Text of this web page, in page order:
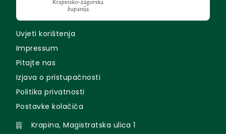
Uvjeti korištenja
Impressum
Pitajte nas
Izjava o pristupačnosti
Politika privatnosti
Postavke kolačića
Krapina, Magistratska ulica 1